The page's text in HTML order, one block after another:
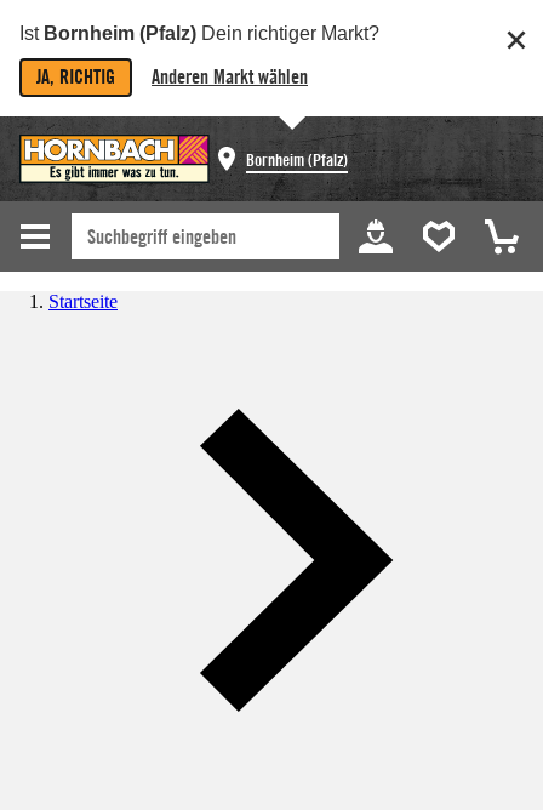
Ist Bornheim (Pfalz) Dein richtiger Markt?
JA, RICHTIG Anderen Markt wählen
Bornheim (Pfalz)
Startseite